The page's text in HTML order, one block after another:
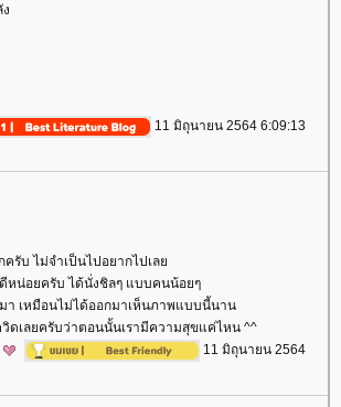
11 มิถุนายน 2564 6:09:13
รับ ไม่จำเป็นไปอยากไปเล
หน่อยครับ ได้นั่งชิลๆ แบบคนน้อยๆ
า เหมือนไม่ได้ออกมาเห็นภาพแบบนี้นาน
ดเลยครับว่าตอนนั้นเรามีความสุขแค่ไหน ^^
11 มิถุนายน 2564